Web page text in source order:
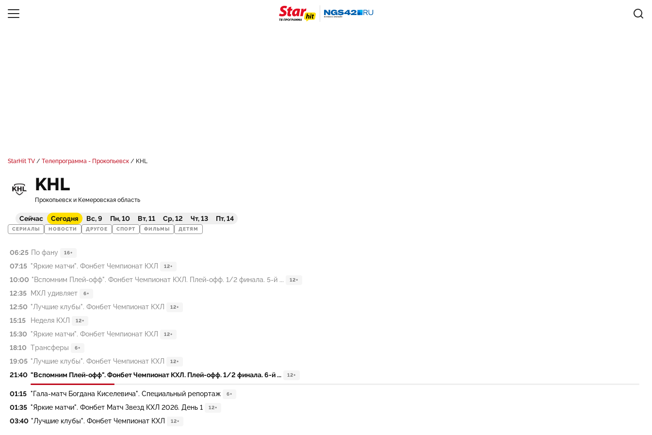
StarHit TV Телепрограмма - Прокопьевск KHL
KHL
Прокопьевск и Кемеровская область
Сейчас Сегодня Вс, 9 Пн, 10 Вт, 11 Ср, 12 Чт, 13 Пт, 14
СЕРИАЛЫ НОВОСТИ ДРУГОЕ СПОРТ ФИЛЬМЫ ДЕТЯМ
06:25 По фану 16+
07:15 "Яркие матчи". Фонбет Чемпионат КХЛ 12+
10:00 "Вспомним Плей-офф". Фонбет Чемпионат КХЛ. Плей-офф. 1/2 финала. 5-й ... 12+
12:35 МХЛ удивляет 6+
12:50 "Лучшие клубы". Фонбет Чемпионат КХЛ 12+
15:15 Неделя КХЛ 12+
15:30 "Яркие матчи". Фонбет Чемпионат КХЛ 12+
18:10 Трансферы 6+
19:05 "Лучшие клубы". Фонбет Чемпионат КХЛ 12+
21:40 "Вспомним Плей-офф". Фонбет Чемпионат КХЛ. Плей-офф. 1/2 финала. 6-й ... 12+
01:15 "Гала-матч Богдана Киселевича". Специальный репортаж 6+
01:35 "Яркие матчи". Фонбет Матч Звезд КХЛ 2026. День 1 12+
03:40 "Лучшие клубы". Фонбет Чемпионат КХЛ 12+